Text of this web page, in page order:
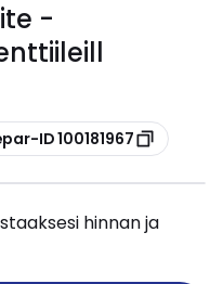
-
ID 100181967
hinnan ja